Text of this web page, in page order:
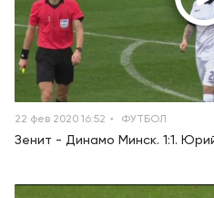
22 фев 2020 16:52 ФУТБОЛ
Зенит - Динамо Минск. 1:1.